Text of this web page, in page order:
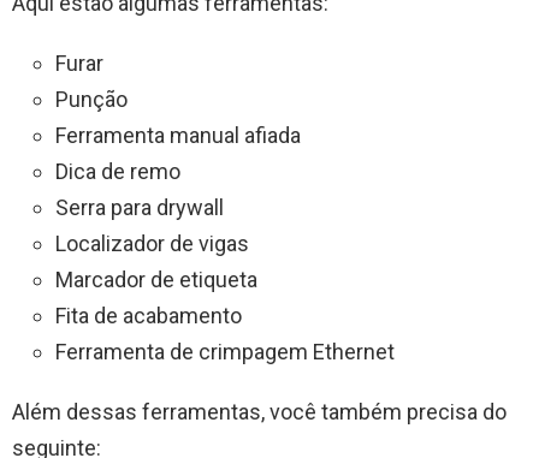
Furar
Punção
Ferramenta manual afiada
Dica de remo
Serra para drywall
Localizador de vigas
Marcador de etiqueta
Fita de acabamento
Ferramenta de crimpagem Ethernet
Além dessas ferramentas, você também precisa do
seguinte: